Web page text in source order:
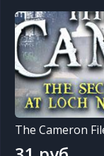
The Cameron